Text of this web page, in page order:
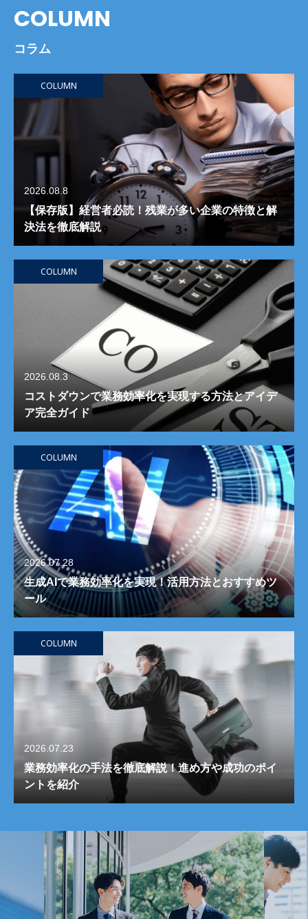
COLUMN
コラム
COLUMN
2026.08.8
【保存版】経営者必読！残業が多い企業の特徴と解
決法を徹底解説
COLUMN
2026.08.3
コストダウンで業務効率化を実現する方法とアイデ
ア完全ガイド
COLUMN
2026.07.28
生成AIで業務効率化を実現！活用方法とおすすめツ
ール
COLUMN
2026.07.23
業務効率化の手法を徹底解説！進め方や成功のポイ
ントを紹介